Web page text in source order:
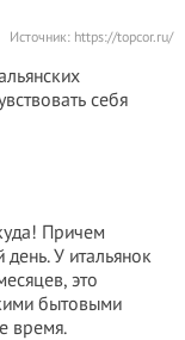
Источник: https://topcor.ru/
себя
Причем
У итальянок
это
бытовыми
время.